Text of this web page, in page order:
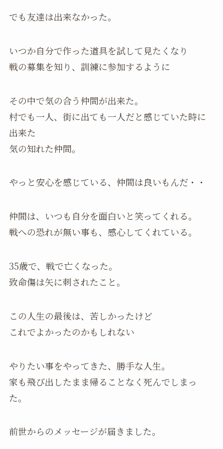
でも友達は出来なかった。
いつか自分で作った道具を試して見たくなり
戦の募集を知り、訓練に参加するように
その中で気の合う仲間が出来た。
村でも一人、街に出ても一人だと感じていた時に
出来た
気の知れた仲間。
やっと安心を感じている、仲間は良いもんだ・・
仲間は、いつも自分を面白いと笑ってくれる。
戦への恐れが無い事も、感心してくれている。
35歳で、戦で亡くなった。
致命傷は矢に刺されたこと。
この人生の最後は、苦しかったけど
これでよかったのかもしれない
やりたい事をやってきた、勝手な人生。
家も飛び出したまま帰ることなく死んでしまっ
た。
前世からのメッセージが届きました。